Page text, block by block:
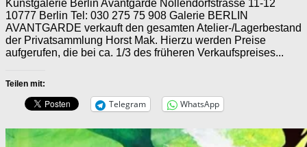
Kunstgalerie Berlin Avantgarde Nollendorfstrasse 11-12
10777 Berlin Tel: 030 275 75 908 Galerie BERLIN
AVANTGARDE verkauft den gesamten Atelier-/Lagerbestand
der Privatsammlung Horst Mak. Hierzu werden Preise
aufgerufen, die bei ca. 1/3 des früheren Verkaufspreises...
Teilen mit:
Telegram WhatsApp